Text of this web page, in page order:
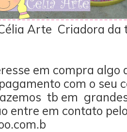
Arte Criadora
em compra algo
com o seu
tb em
entre em contato